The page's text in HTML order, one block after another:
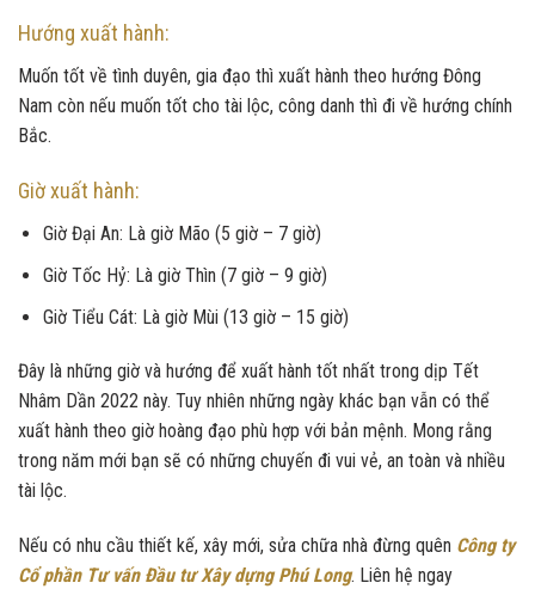
Hướng xuất hành:
Muốn tốt về tình duyên, gia đạo thì xuất hành theo hướng Đông
Nam còn nếu muốn tốt cho tài lộc, công danh thì đi về hướng chính
Bắc.
Giờ xuất hành:
Giờ Đại An: Là giờ Mão (5 giờ – 7 giờ)
Giờ Tốc Hỷ: Là giờ Thìn (7 giờ – 9 giờ)
Giờ Tiểu Cát: Là giờ Mùi (13 giờ – 15 giờ)
Đây là những giờ và hướng để xuất hành tốt nhất trong dịp Tết
Nhâm Dần 2022 này. Tuy nhiên những ngày khác bạn vẫn có thể
xuất hành theo giờ hoàng đạo phù hợp với bản mệnh. Mong rằng
trong năm mới bạn sẽ có những chuyến đi vui vẻ, an toàn và nhiều
tài lộc.
Nếu có nhu cầu thiết kế, xây mới, sửa chữa nhà đừng quên Công ty
Cổ phần Tư vấn Đầu tư Xây dựng Phú Long. Liên hệ ngay